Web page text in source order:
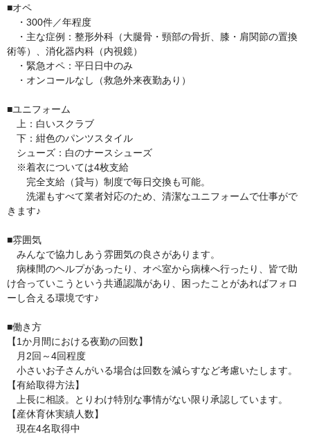
■オペ
・300件／年程度
・主な症例：整形外科（大腿骨・頸部の骨折、膝・肩関節の置換
術等）、消化器内科（内視鏡）
・緊急オペ：平日日中のみ
・オンコールなし（救急外来夜勤あり）
■ユニフォーム
上：白いスクラブ
下：紺色のパンツスタイル
シューズ：白のナースシューズ
※着衣については4枚支給
完全支給（貸与）制度で毎日交換も可能。
洗濯もすべて業者対応のため、清潔なユニフォームで仕事がで
きます♪
■雰囲気
みんなで協力しあう雰囲気の良さがあります。
病棟間のヘルプがあったり、オペ室から病棟へ行ったり、皆で助
け合っていこうという共通認識があり、困ったことがあればフォロ
ーし合える環境です♪
■働き方
【1か月間における夜勤の回数】
月2回～4回程度
小さいお子さんがいる場合は回数を減らすなど考慮いたします。
【有給取得方法】
上長に相談。とりわけ特別な事情がない限り承認しています。
【産休育休実績人数】
現在4名取得中